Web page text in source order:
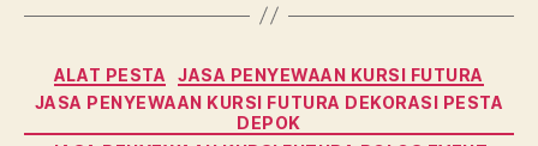
Kategori
ALAT PESTA
JASA PENYEWAAN KURSI FUTURA
JASA PENYEWAAN KURSI FUTURA DEKORASI PESTA
DEPOK